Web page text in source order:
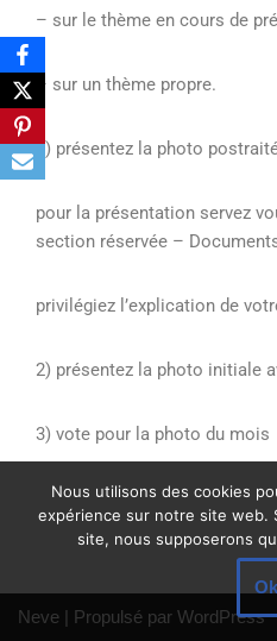
– sur le thème en cours de
– sur un thème propre.
1) présentez la photo
pour la présentation servez
section réservée –
privilégiez l’explication de
2) présentez la photo initiale
3) vote pour la photo du mois
Neve | Propulsé par WordPress
Nous utilisons des cookies
expérience sur notre site web.
site, nous supposerons
Ok